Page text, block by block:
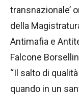
transnazionale’
della
Antimafia e
Falcone
“Il salto di
quando in un